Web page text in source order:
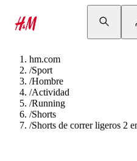
hm.com
/Sport
/Hombre
/Actividad
/Running
/Shorts
/Shorts de correr ligeros 2